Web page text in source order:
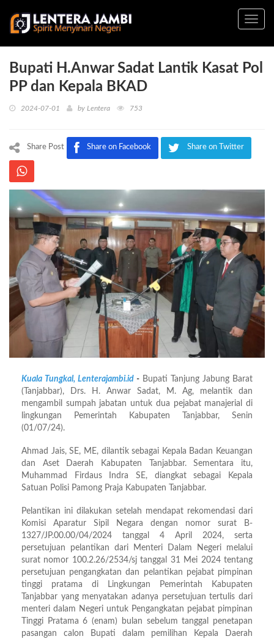
Bupati H.Anwar Sadat Lantik Kasat Pol
PP dan Kepala BKAD
2024-07-01 by Lentera 753
Share Post Share on Facebook Share on Twitter
Kuala Tungkal, Lenterajambi.id - Bupati Tanjung Jabung Barat
(Tanjabbar), Drs. H. Anwar Sadat, M. Ag, melantik dan
mengambil sumpah jabatan untuk dua pejabat manajerial di
lingkungan Pemerintah Kabupaten Tanjabbar, Senin
(01/07/24).
Ahmad Jais, SE, ME, dilantik sebagai Kepala Badan Keuangan
dan Aset Daerah Kabupaten Tanjabbar. Sementara itu,
Muhammad Firdaus Indra SE, diangkat sebagai Kepala
Satuan Polisi Pamong Praja Kabupaten Tanjabbar.
Pelantikan ini dilakukan setelah mendapat rekomendasi dari
Komisi Aparatur Sipil Negara dengan nomor surat B-
1327/JP.00.00/04/2024 tanggal 4 April 2024, serta
persetujuan pelantikan dari Menteri Dalam Negeri melalui
surat nomor 100.2.26/2534/sj tanggal 31 Mei 2024 tentang
persetujuan pengangkatan dan pelantikan pejabat pimpinan
tinggi pratama di Lingkungan Pemerintah Kabupaten
Tanjabbar yang menyatakan adanya persetujuan tertulis dari
menteri dalam Negeri untuk Pengangkatan pejabat pimpinan
Tinggi Pratama 6 (enam) bulan sebelum tanggal penetapan
pasangan calon Bupati dalam pemilihan Kepala Daerah